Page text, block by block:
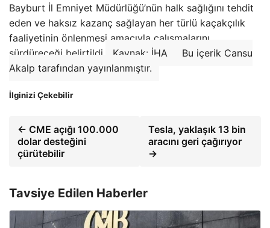
Bayburt İl Emniyet Müdürlüğü’nün halk sağlığını tehdit
eden ve haksız kazanç sağlayan her türlü kaçakçılık
faaliyetinin önlenmesi amacıyla çalışmalarını
sürdüreceği belirtildi.
Kaynak: İHA
Bu içerik Cansu
Akalp tarafından yayınlanmıştır.
İlginizi Çekebilir
← CME açığı 100.000
dolar desteğini
çürütebilir
Tesla, yaklaşık 13 bin
aracını geri çağırıyor
→
Tavsiye Edilen Haberler